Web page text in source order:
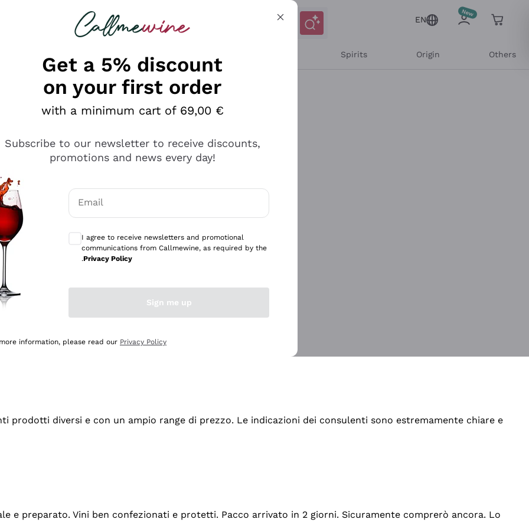
looking for
EN
Spirits Origin Others
professionalità
diversi e con un ampio range di prezzo. Le indicazioni dei consulenti sono estremamente chiare e
e preparato. Vini ben confezionati e protetti. Pacco arrivato in 2 giorni. Sicuramente comprerò ancora. Lo
Get a 5% discount
on your first order
with a minimum cart of 69,00 €
Subscribe to our newsletter to receive discounts,
promotions and news every day!
Email
I agree to receive newsletters and promotional
communications from Callmewine, as required by the
.Privacy Policy
Sign me up
information, please read our Privacy Policy